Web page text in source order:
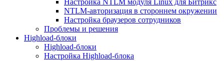
Настройка NTLM модуля Linux для Битрикс
NTLM-авторизация в стороннем окружении
Настройка браузеров сотрудников
Проблемы и решения
Highload-блоки
Highload-блоки
Настройка Highload-блока